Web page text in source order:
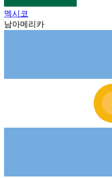
멕시코
남아메리카